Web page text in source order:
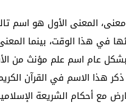
المعنى الأول هو اسم
في هذا الوقت، بينما
بشكل عام اسم علم مؤنث من
هذا الاسم في القرآن
مع أحكام الشريعة